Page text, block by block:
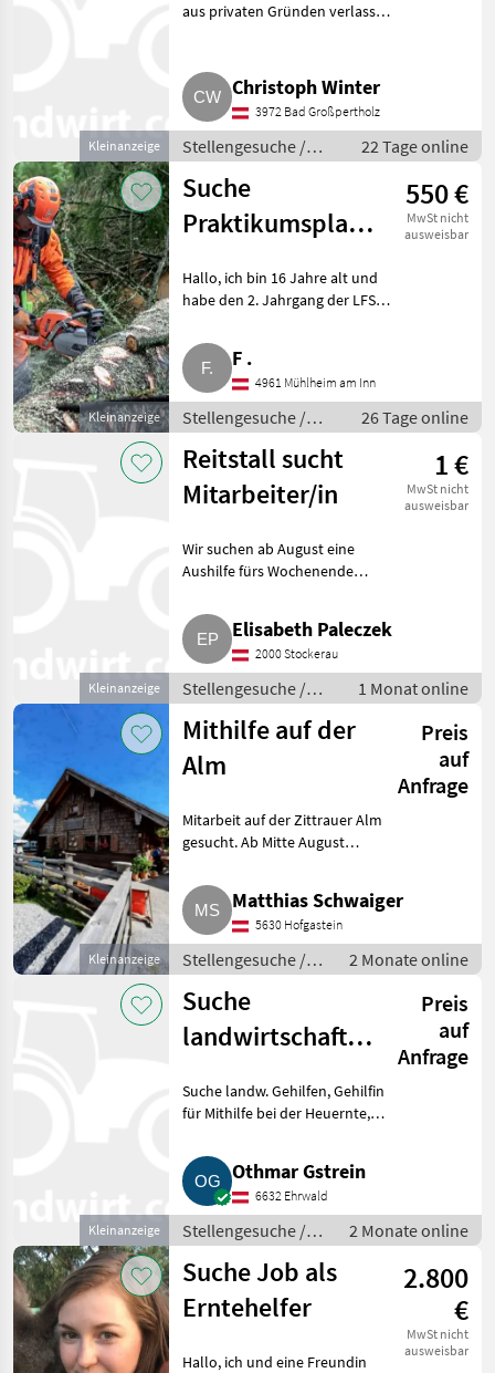
Kleinanzeige
aus privaten Gründen verlassen
Betriebsalltag begleitet.
Stellengesuche Prak
Christoph Winter
3972 Bad Großpertholz
Stellengesuche /
Praktika
22 Tage online
Kleinanzeige
Suche
Praktikumsplatz
Forstwirtschaft
550 €
MwSt nicht
ausweisbar
Hallo, ich bin 16 Jahre alt und
habe den 2. Jahrgang der LFS
Forst, abgeschlossen. Mich
fasziniert die Forstwirtschaft
und ich bin sehr moti
F .
4961 Mühlheim am Inn
Stellengesuche /
Praktika
26 Tage online
Kleinanzeige
Reitstall sucht
Mitarbeiter/in
1 €
MwSt nicht
ausweisbar
Wir suchen ab August eine
Aushilfe fürs Wochenende
Islandpferdestall bei Stockerau.
Tätigkeiten sind vorrangig
Misten und Füttern. Bit
Elisabeth Paleczek
2000 Stockerau
Stellengesuche /
Praktika
1 Monat online
Kleinanzeige
Mithilfe auf der
Alm
Preis
auf
Anfrage
Mitarbeit auf der Zittrauer Alm
gesucht. Ab Mitte August
Unterstützung für unsere
Zittrauer Alm in Bad Gastein,
mit Begeisterung,
Handschlagqu
Matthias Schwaiger
5630 Hofgastein
Stellengesuche /
Praktika
2 Monate online
Kleinanzeige
Suche
landwirtschaftlichen
Gehilfin
Preis
auf
Anfrage
Suche landw. Gehilfen, Gehilfin
für Mithilfe bei der Heuernte,
Stellengesuche Praktika
Othmar Gstrein
6632 Ehrwald
Stellengesuche /
Praktika
2 Monate online
Suche Job als
Erntehelfer
2.800
€
MwSt nicht
ausweisbar
Hallo, ich und eine Freundin